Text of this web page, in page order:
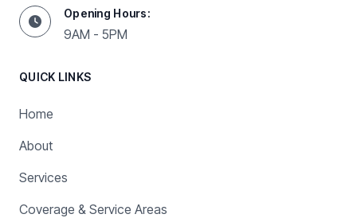
Opening Hours:
9AM - 5PM
QUICK LINKS
Home
About
Services
Coverage & Service Areas